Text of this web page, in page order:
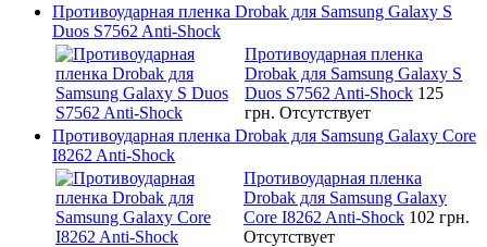
Противоударная пленка Drobak для Samsung Galaxy S
Duos S7562 Anti-Shock
Противоударная пленка
Drobak для Samsung Galaxy S
Duos S7562 Anti-Shock 125
грн. Отсутствует
Противоударная пленка Drobak для Samsung Galaxy Core
I8262 Anti-Shock
Противоударная пленка
Drobak для Samsung Galaxy
Core I8262 Anti-Shock 102 грн.
Отсутствует